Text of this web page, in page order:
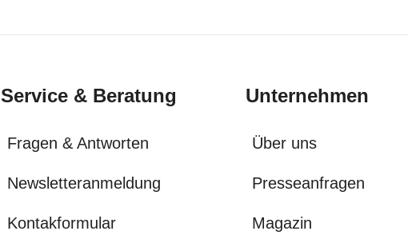
Service & Beratung
Fragen & Antworten
Newsletteranmeldung
Kontakformular
Unternehmen
Über uns
Presseanfragen
Magazin